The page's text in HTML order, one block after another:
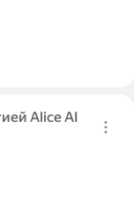
Alice AI